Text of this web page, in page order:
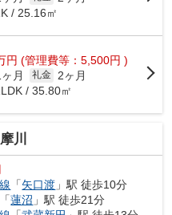
/ 25.16㎡
円 (管理費等：5,500円 )
月 礼金
2ヶ月
/ 35.80㎡
川
「矢口渡 」駅 徒歩10分
「蓮沼 」駅 徒歩21分